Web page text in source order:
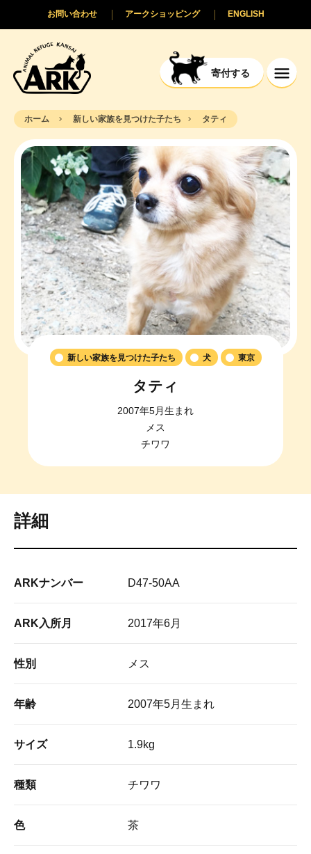
寄付する
ENGLISH
アークショッピング
お問い合わせ
ホーム 新しい家族を見つけた子たち タティ
新しい家族を見つけた子たち 犬 東京
タティ
2007年5月生まれ
メス
チワワ
詳細
ARKナンバー D47-50AA
ARK入所月 2017年6月
性別 メス
年齢 2007年5月生まれ
サイズ 1.9kg
種類 チワワ
色 茶